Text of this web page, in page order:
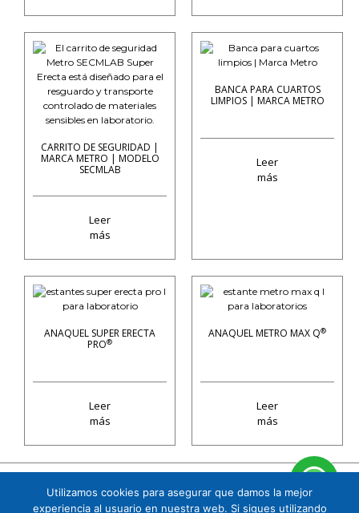
CARRITO DE SEGURIDAD |
MARCA METRO | MODELO
SECMLAB
Leer
más
BANCA PARA CUARTOS
LIMPIOS | MARCA METRO
Leer
más
ANAQUEL SUPER ERECTA
PRO®
Leer
más
ANAQUEL METRO MAX Q®
Leer
más
Cuauhtémoc 158 B1 Col. Tizapán San Ángel, CP. 01090, Álvaro Obregón, Ciudad de
Utilizamos cookies para asegurar que damos la mejor
experiencia al usuario en nuestra web. Si sigues utilizando